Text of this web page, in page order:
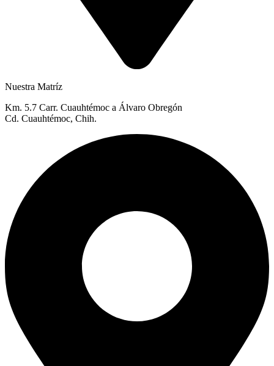
Nuestra Matríz
Km. 5.7 Carr. Cuauhtémoc a Álvaro Obregón
Cd. Cuauhtémoc, Chih.